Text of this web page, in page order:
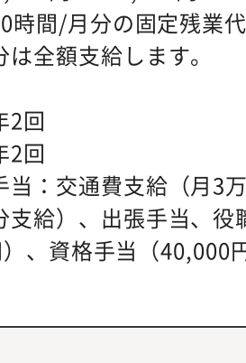
時間/月分の固定残業
全額支給します。
2回
2回
：交通費支給（月3
支給）、出張手当、
、資格手当（40,000